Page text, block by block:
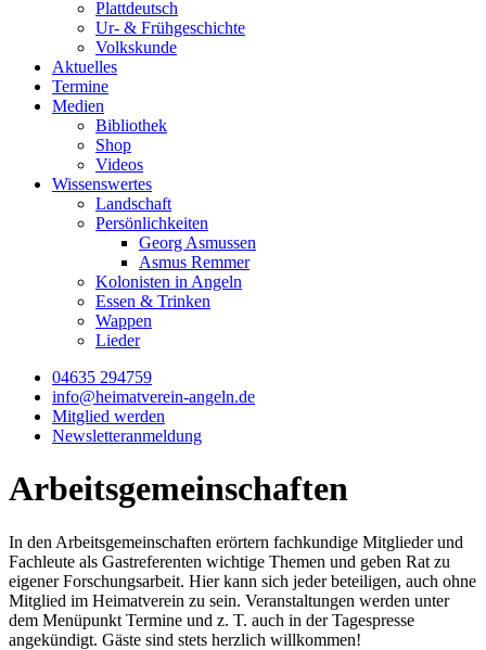
Plattdeutsch
Ur- & Frühgeschichte
Volkskunde
Aktuelles
Termine
Medien
Bibliothek
Shop
Videos
Wissenswertes
Landschaft
Persönlichkeiten
Georg Asmussen
Asmus Remmer
Kolonisten in Angeln
Essen & Trinken
Wappen
Lieder
04635 294759
info@heimatverein-angeln.de
Mitglied werden
Newsletteranmeldung
Arbeits­gemein­schaften
In den Arbeitsgemeinschaften erörtern fachkundige Mitglieder und
Fachleute als Gastreferenten wichtige Themen und geben Rat zu
eigener Forschungsarbeit. Hier kann sich jeder beteiligen, auch ohne
Mitglied im Heimatverein zu sein. Veranstaltungen werden unter
dem Menüpunkt Termine und z. T. auch in der Tagespresse
angekündigt. Gäste sind stets herzlich willkommen!